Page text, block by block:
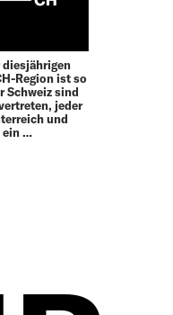
diesjährigen
Region ist so
Schweiz sind
jeder
und
ein …